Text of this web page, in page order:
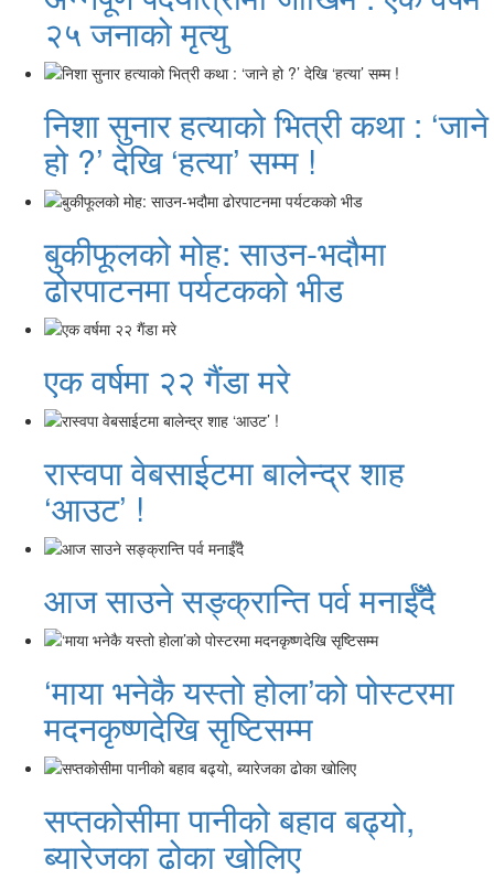
२५ जनाको मृत्यु
निशा सुनार हत्याको भित्री कथा : ‘जाने
हो ?’ देखि ‘हत्या’ सम्म !
बुकीफूलको मोह: साउन-भदौमा
ढोरपाटनमा पर्यटकको भीड
एक वर्षमा २२ गैंडा मरे
रास्वपा वेबसाईटमा बालेन्द्र शाह
‘आउट’ !
आज साउने सङ्क्रान्ति पर्व मनाईँदै
‘माया भनेकै यस्तो होला’को पोस्टरमा
मदनकृष्णदेखि सृष्टिसम्म
सप्तकोसीमा पानीको बहाव बढ्यो,
ब्यारेजका ढोका खोलिए